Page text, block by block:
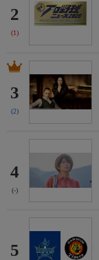
2
(1)
3
(2)
4
(-)
5